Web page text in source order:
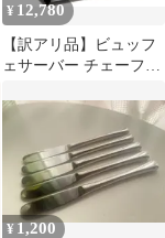
¥ 12,780
【訳アリ品】ビュッフ
ェサーバー チェーフィ
角型2連 保温
¥1,200